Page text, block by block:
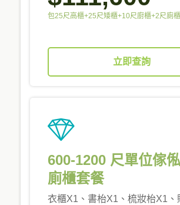
包25尺高櫃+25尺矮櫃+10尺廚櫃+2尺廁櫃
立即查詢
600-1200 尺單位傢
廁櫃套餐
衣櫃X1、書枱X1、梳妝枱X1、